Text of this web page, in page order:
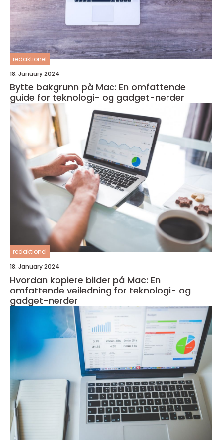
redaktionel
18. January 2024
Bytte bakgrunn på Mac: En omfattende
guide for teknologi- og gadget-nerder
redaktionel
18. January 2024
Hvordan kopiere bilder på Mac: En
omfattende veiledning for teknologi- og
gadget-nerder